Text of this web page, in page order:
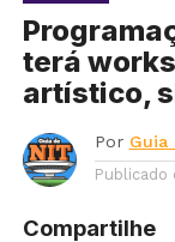
terá
artístico,
Por Guia
Publicado
Compartilhe